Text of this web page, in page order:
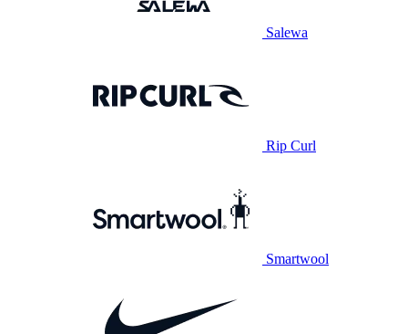
Salewa
Rip Curl
Smartwool